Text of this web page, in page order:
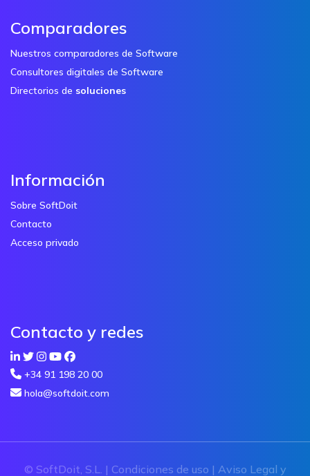
Comparadores
Nuestros comparadores de Software
Consultores digitales de Software
Directorios de soluciones
Información
Sobre SoftDoit
Contacto
Acceso privado
Contacto y redes
+34 91 198 20 00
hola@softdoit.com
© SoftDoit, S.L. | Condiciones de uso | Aviso Legal y